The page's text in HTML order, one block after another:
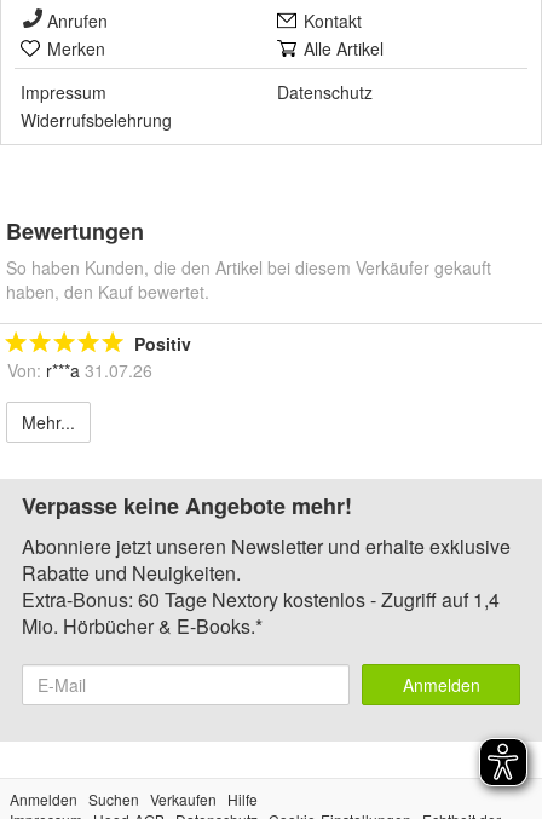
Anrufen
Kontakt
Merken
Alle Artikel
Impressum
Datenschutz
Widerrufsbelehrung
Bewertungen
So haben Kunden, die den Artikel bei diesem Verkäufer gekauft
haben, den Kauf bewertet.
Positiv
Von: r***a 31.07.26
Mehr...
Verpasse keine Angebote mehr!
Abonniere jetzt unseren Newsletter und erhalte exklusive
Rabatte und Neuigkeiten.
Extra-Bonus: 60 Tage Nextory kostenlos - Zugriff auf 1,4
Mio. Hörbücher & E-Books.*
Anmelden
Anmelden Suchen Verkaufen
Hilfe